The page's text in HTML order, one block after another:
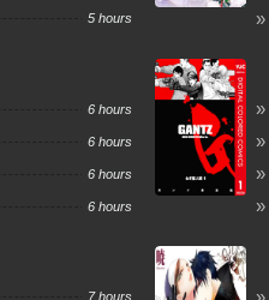
5 hours
6 hours
6 hours
6 hours
6 hours
7 hours